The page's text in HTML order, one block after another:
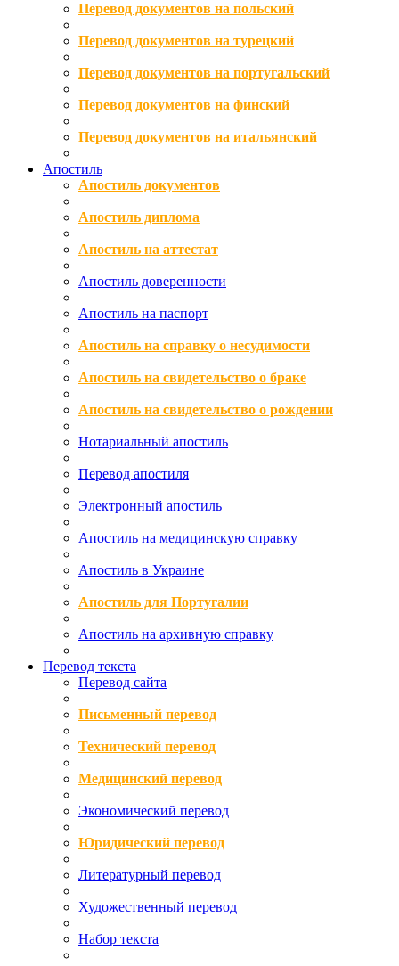
Перевод документов на польский
Перевод документов на турецкий
Перевод документов на португальский
Перевод документов на финский
Перевод документов на итальянский
Апостиль
Апостиль документов
Апостиль диплома
Апостиль на аттестат
Апостиль доверенности
Апостиль на паспорт
Апостиль на справку о несудимости
Апостиль на свидетельство о браке
Апостиль на свидетельство о рождении
Нотариальный апостиль
Перевод апостиля
Электронный апостиль
Апостиль на медицинскую справку
Апостиль в Украине
Апостиль для Португалии
Апостиль на архивную справку
Перевод текста
Перевод сайта
Письменный перевод
Технический перевод
Медицинский перевод
Экономический перевод
Юридический перевод
Литературный перевод
Художественный перевод
Набор текста